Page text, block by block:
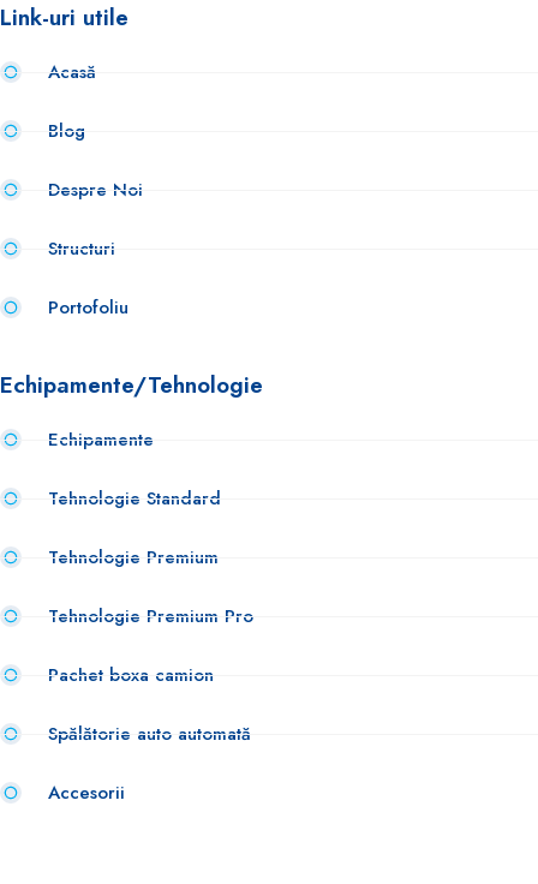
Link-uri utile
Acasă
Blog
Despre Noi
Structuri
Portofoliu
Echipamente/Tehnologie
Echipamente
Tehnologie Standard
Tehnologie Premium
Tehnologie Premium Pro
Pachet boxa camion
Spălătorie auto automată
Accesorii